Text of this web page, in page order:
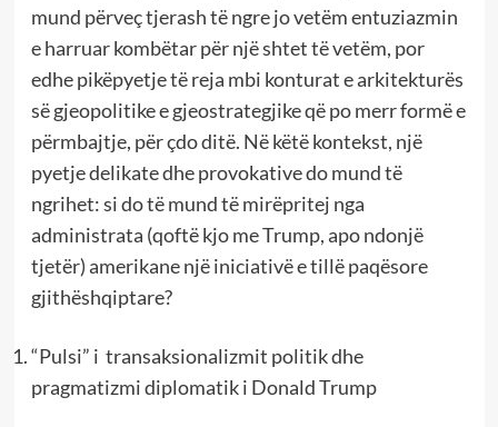
mund përveç tjerash të ngre jo vetëm entuziazmin
e harruar kombëtar për një shtet të vetëm, por
edhe pikëpyetje të reja mbi konturat e arkitekturës
së gjeopolitike e gjeostrategjike që po merr formë e
përmbajtje, për çdo ditë. Në këtë kontekst, një
pyetje delikate dhe provokative do mund të
ngrihet: si do të mund të mirëpritej nga
administrata (qoftë kjo me Trump, apo ndonjë
tjetër) amerikane një iniciativë e tillë paqësore
gjithëshqiptare?
“Pulsi” i transaksionalizmit politik dhe
pragmatizmi diplomatik i Donald Trump